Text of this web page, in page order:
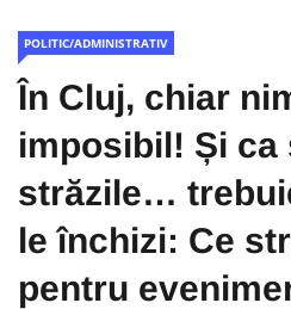
POLITIC/ADMINISTRATIV
În Cluj, chiar
imposibil! Și ca
străzile…
le închizi: Ce
pentru